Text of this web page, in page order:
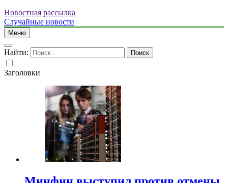
Новостная рассылка
Случайные новости
Меню
Найти:
Заголовки